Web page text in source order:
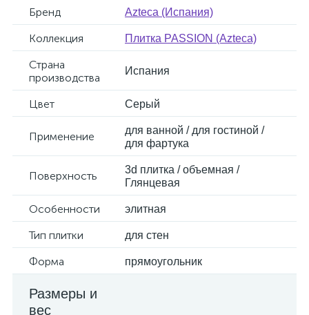
Бренд Azteca (Испания)
Коллекция Плитка PASSION (Azteca)
Страна
производства
Испания
Цвет Серый
Применение
для ванной / для гостиной /
для фартука
Поверхность
3d плитка / объемная /
Глянцевая
Особенности элитная
Тип плитки для стен
Форма прямоугольник
Размеры и
вес